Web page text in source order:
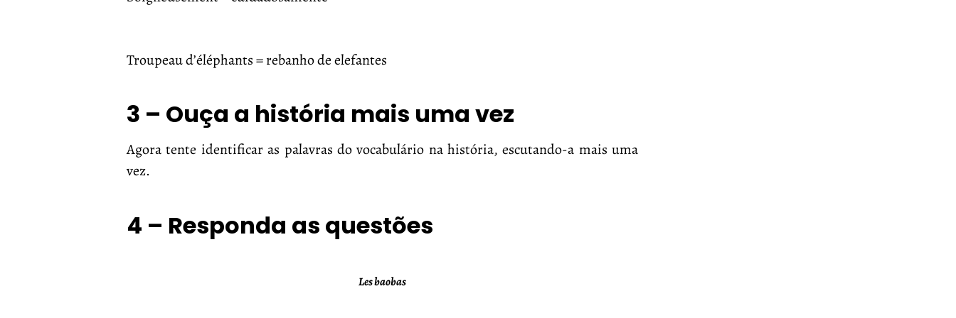
Troupeau d’éléphants = rebanho de elefantes
3 – Ouça a história mais uma vez
Agora tente identificar as palavras do vocabulário na história, escutando-a mais uma
vez.
4 – Responda as questões
Les baobas